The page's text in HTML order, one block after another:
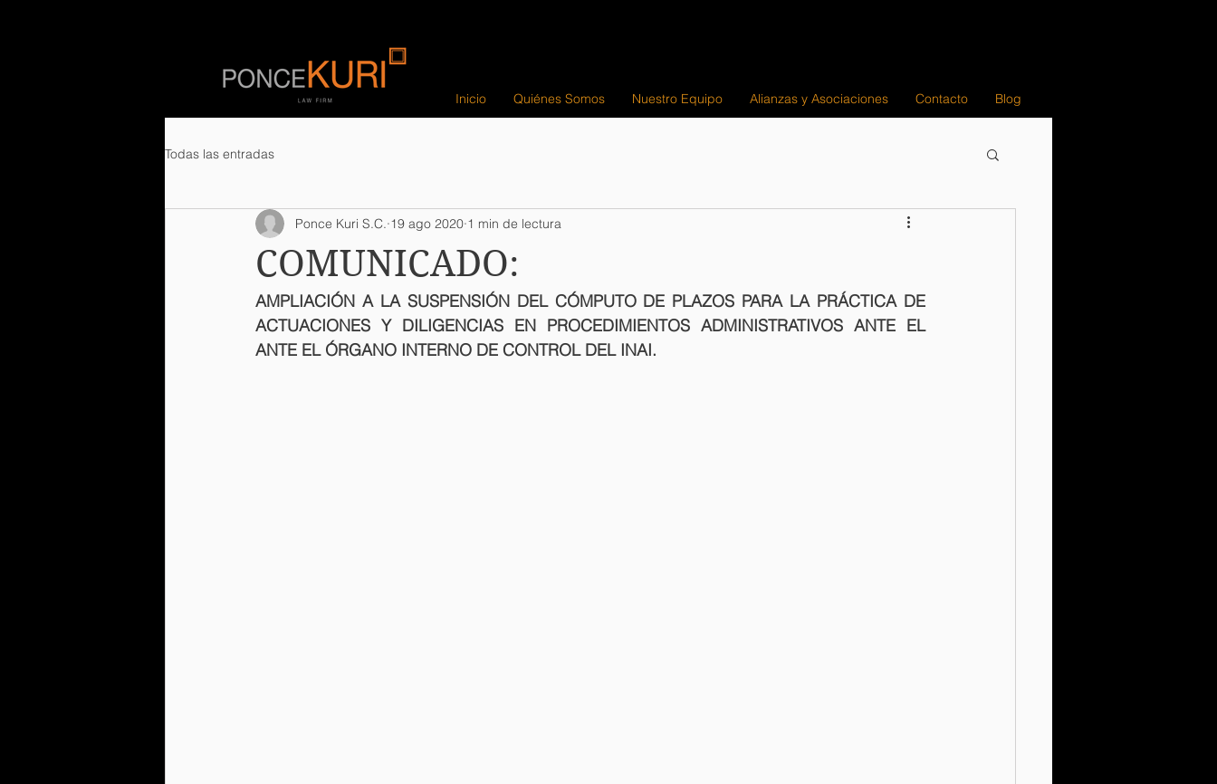
Inicio Quiénes Somos Nuestro Equipo Alianzas y Asociaciones Contacto Blog
Todas las entradas
COMUNICADO:
Ponce Kuri S.C. 19 ago 2020 1 min de lectura
AMPLIACIÓN A LA SUSPENSIÓN DEL CÓMPUTO DE PLAZOS PARA LA PRÁCTICA DE
ACTUACIONES Y DILIGENCIAS EN PROCEDIMIENTOS ADMINISTRATIVOS ANTE EL
ANTE EL ÓRGANO INTERNO DE CONTROL DEL INAI.